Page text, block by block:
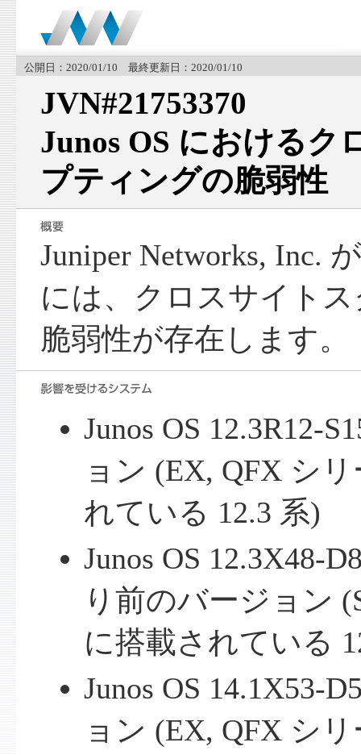
公開日：2020/01/10 最終更新日：2020/01/10
JVN#21753370
Junos OS におけるク
プティングの脆弱性
Juniper Networks, Inc.
には、クロスサイト
脆弱性が存在します。
Junos OS 12.3R12-
ョン (EX, QFX シ
れている 12.3 系)
Junos OS 12.3X48-
り前のバージョン
に搭載されている
Junos OS 14.1X53-
ョン (EX, QFX シ